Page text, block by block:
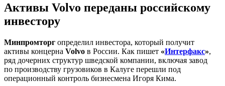
Активы Volvo переданы российскому
инвестору
Минпромторг определил инвестора, который получит
активы концерна Volvo в России. Как пишет «Интерфакс»,
ряд дочерних структур шведской компании, включая завод
по производству грузовиков в Калуге перешли под
операционный контроль бизнесмена Игоря Кима.